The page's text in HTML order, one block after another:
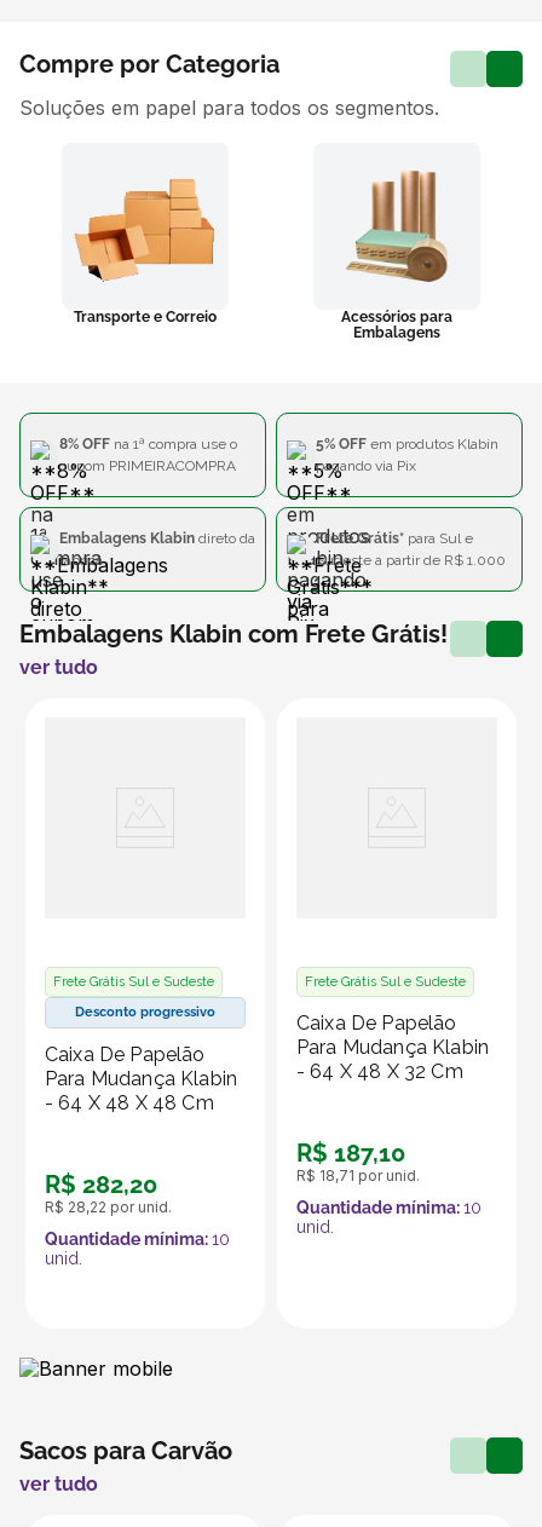
Transporte e Correio
Acessórios para
Embalagens
Compre por Categoria
Soluções em papel para todos os segmentos.
8% OFF na 1ª compra use o
cupom PRIMEIRACOMPRA
5% OFF em produtos Klabin
pagando via Pix
Embalagens Klabin direto da
fábrica
Frete Grátis* para Sul e
Sudeste a partir de R$ 1.000
Frete Grátis Sul e Sudeste
Desconto progressivo
Caixa De Papelão
Para Mudança Klabin
- 64 X 48 X 48 Cm
R$ 282,20
R$ 28,22 por unid.
Quantidade mínima:10
unid.
Frete Grátis Sul e Sudeste
Caixa De Papelão
Para Mudança Klabin
- 64 X 48 X 32 Cm
R$ 187,10
R$ 18,71 por unid.
Quantidade mínima:10
unid.
Embalagens Klabin com Frete Grátis!
ver tudo
Sacos para Carvão
ver tudo